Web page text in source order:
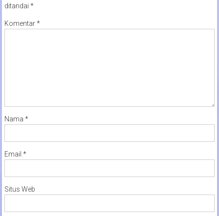
ditandai *
Komentar*
Nama *
Email *
Situs Web